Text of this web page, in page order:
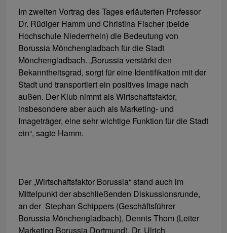
Im zweiten Vortrag des Tages erläuterten Professor
Dr. Rüdiger Hamm und Christina Fischer (beide
Hochschule Niederrhein) die Bedeutung von
Borussia Mönchengladbach für die Stadt
Mönchengladbach. „Borussia verstärkt den
Bekanntheitsgrad, sorgt für eine Identifikation mit der
Stadt und transportiert ein positives Image nach
außen. Der Klub nimmt als Wirtschaftsfaktor,
insbesondere aber auch als Marketing- und
Imageträger, eine sehr wichtige Funktion für die Stadt
ein“, sagte Hamm.
Der „Wirtschaftsfaktor Borussia“ stand auch im
Mittelpunkt der abschließenden Diskussionsrunde,
an der Stephan Schippers (Geschäftsführer
Borussia Mönchengladbach), Dennis Thom (Leiter
Marketing Borussia Dortmund), Dr. Ulrich